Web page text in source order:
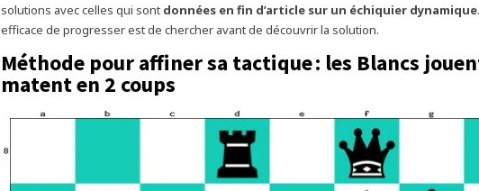
solutions avec celles qui sont données en fin d’article sur un échiquier dynamique
efficace de progresser est de chercher avant de découvrir la solution.
Méthode pour affiner sa tactique : les Blancs
matent en 2 coups